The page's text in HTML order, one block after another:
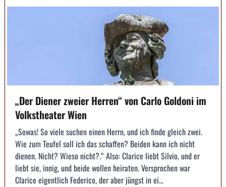
„Der Diener zweier Herren“ von Carlo Goldoni im
Volkstheater Wien
„Sowas! So viele suchen einen Herrn, und ich finde gleich zwei.
Wie zum Teufel soll ich das schaffen? Beiden kann ich nicht
dienen. Nicht? Wieso nicht?.“ Also: Clarice liebt Silvio, und er
liebt sie, innig, und beide wollen heiraten. Versprochen war
Clarice eigentlich Federico, der aber jüngst in ei...